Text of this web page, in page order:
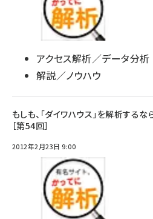
アクセス解析／データ分析
解説／ノウハウ
もしも、「ダイワハウス」を解析するな
［第54回］
2012年2月23日 9:00